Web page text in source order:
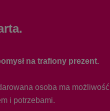
na trafiony prezent.
osoba ma możliwość
i potrzebami.